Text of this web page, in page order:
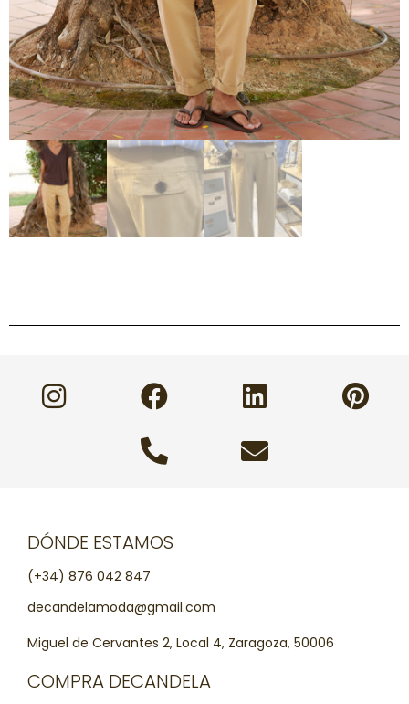
DÓNDE ESTAMOS
(+34) 876 042 847
decandelamoda@gmail.com
Miguel de Cervantes 2, Local 4, Zaragoza, 50006
COMPRA DECANDELA